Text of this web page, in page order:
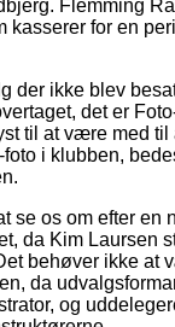
Flemming
kasserer for en
der ikke blev
det er
til at være med til
i klubben,
se os om efter en
da Kim Laursen
behøver ikke at
da
og